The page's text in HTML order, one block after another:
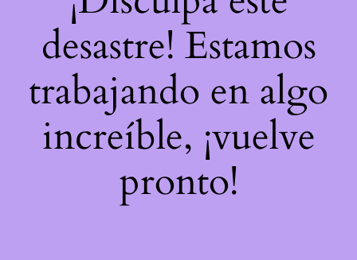
desastre! Estamos
trabajando en algo
increíble, ¡vuelve
pronto!